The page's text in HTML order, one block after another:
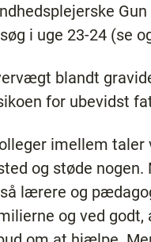
i uge 23-24 (se
blandt
for ubevidst
imellem
og støde
lærere og
og ved godt,